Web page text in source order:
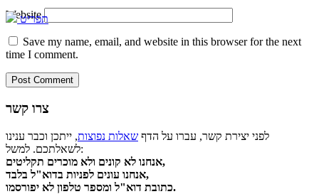
תפריט
Website
Save my name, email, and website in this browser for the next
time I comment.
צרו קשר
לפני יצירת קשר, עברו על הדף שאלות נפוצות, ייתכן וכבר ענינו
לשאלתכם. למשל:
אנחנו לא קונים ולא מוכרים תקליטים,
אנחנו עונים לפניות בדוא"ל בלבד,
כתובת דוא"ל ומספר טלפון לא יפורסמו.